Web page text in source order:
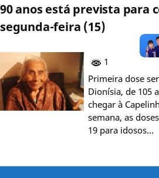
90 anos está prevista para
segunda-feira (15)
1
Primeira dose
Dionísia, de 105
chegar à
semana, as
19 para idosos…